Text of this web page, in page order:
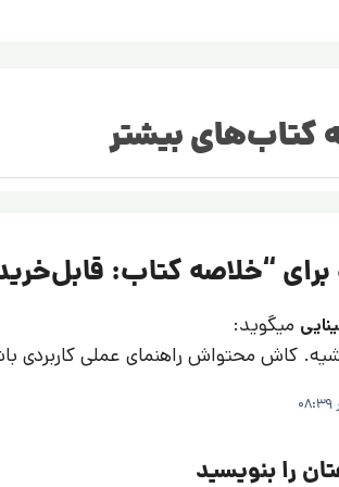
کتاب‌های بیشتر
خلاصه کتاب:
میگوید:
کاش محتواش راهنمای عملی کاربردی
را بنویسید